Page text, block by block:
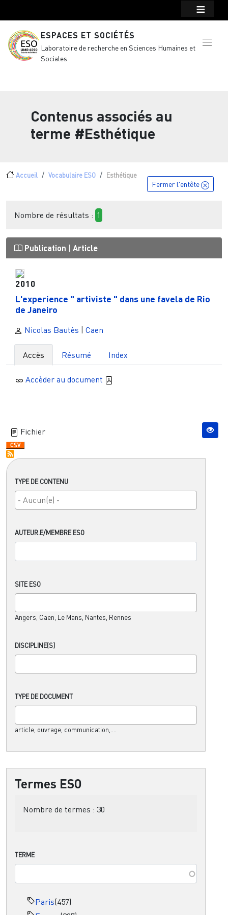
ESPACES ET SOCIÉTÉS
Laboratoire de recherche en Sciences Humaines et
Sociales
Contenus associés au
terme #Esthétique
Fil d'Ariane
Accueil Vocabulaire ESO Esthétique
TYPE DE CONTENU
AUTEUR.E/MEMBRE ESO
SITE ESO
Angers, Caen, Le Mans, Nantes, Rennes
DISCIPLINE(S)
TYPE DE DOCUMENT
article, ouvrage, communication,....
Termes ESO
Nombre de termes : 30
TERME
Paris(457)
Fermer l'entête
Nombre de résultats : 1
Publication Article
2010
L'experience " artiviste " dans une favela de Rio
de Janeiro
Nicolas Bautès Caen
Accès Résumé Index
Accèder au document
Fichier